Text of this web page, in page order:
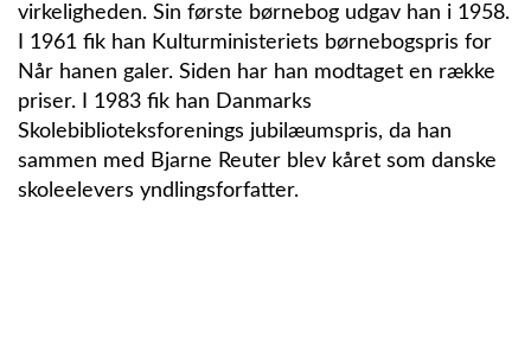
virkeligheden. Sin første børnebog udgav han i 1958.
I 1961 fik han Kulturministeriets børnebogspris for
Når hanen galer. Siden har han modtaget en række
priser. I 1983 fik han Danmarks
Skolebiblioteksforenings jubilæumspris, da han
sammen med Bjarne Reuter blev kåret som danske
skoleelevers yndlingsforfatter.